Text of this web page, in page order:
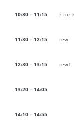
10:30 – 11:15 z roz
11:30 – 12:15 rew
12:30 – 13:15 rew1
13:20 – 14:05
14:10 – 14:55